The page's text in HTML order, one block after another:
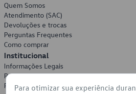
Quem Somos
Atendimento (SAC)
Devoluções e trocas
Perguntas Frequentes
Como comprar
Institucional
Informações Legais
Política de Privacidade
Política de Cookies
Para otimizar sua experiência